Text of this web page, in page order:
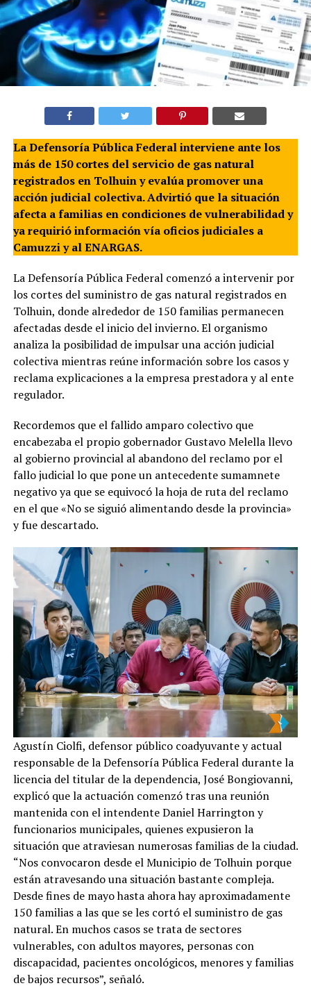
La Defensoría Pública Federal interviene ante los
más de 150 cortes del servicio de gas natural
registrados en Tolhuin y evalúa promover una
acción judicial colectiva. Advirtió que la situación
afecta a familias en condiciones de vulnerabilidad y
ya requirió información vía oficios judiciales a
Camuzzi y al ENARGAS.
La Defensoría Pública Federal comenzó a intervenir por
los cortes del suministro de gas natural registrados en
Tolhuin, donde alrededor de 150 familias permanecen
afectadas desde el inicio del invierno. El organismo
analiza la posibilidad de impulsar una acción judicial
colectiva mientras reúne información sobre los casos y
reclama explicaciones a la empresa prestadora y al ente
regulador.
Recordemos que el fallido amparo colectivo que
encabezaba el propio gobernador Gustavo Melella llevo
al gobierno provincial al abandono del reclamo por el
fallo judicial lo que pone un antecedente sumamnete
negativo ya que se equivocó la hoja de ruta del reclamo
en el que «No se siguió alimentando desde la provincia»
y fue descartado.
Agustín Ciolfi, defensor público coadyuvante y actual
responsable de la Defensoría Pública Federal durante la
licencia del titular de la dependencia, José Bongiovanni,
explicó que la actuación comenzó tras una reunión
mantenida con el intendente Daniel Harrington y
funcionarios municipales, quienes expusieron la
situación que atraviesan numerosas familias de la ciudad.
“Nos convocaron desde el Municipio de Tolhuin porque
están atravesando una situación bastante compleja.
Desde fines de mayo hasta ahora hay aproximadamente
150 familias a las que se les cortó el suministro de gas
natural. En muchos casos se trata de sectores
vulnerables, con adultos mayores, personas con
discapacidad, pacientes oncológicos, menores y familias
de bajos recursos”, señaló.